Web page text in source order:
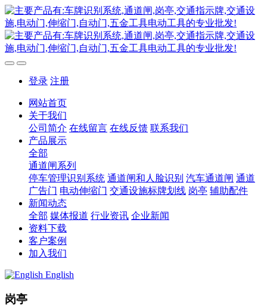
登录 注册
网站首页
关于我们
公司简介 在线留言 在线反馈 联系我们
产品展示
全部
通道闸系列
停车管理识别系统 通道闸和人脸识别 汽车通道闸 通道
广告门 电动伸缩门 交通设施标牌划线 岗亭 辅助配件
新闻动态
全部 媒体报道 行业资讯 企业新闻
资料下载
客户案例
加入我们
English
岗亭